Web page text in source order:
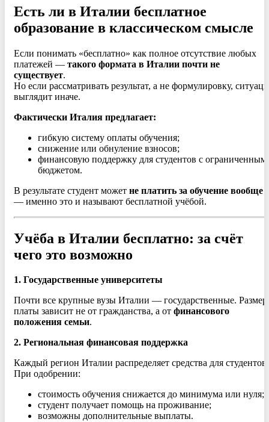
Есть ли в Италии бесплатное
образование в классическом смысле
Если понимать «бесплатно» как полное отсутствие любых
платежей — такого формата в Италии почти не
существует.
Но если рассматривать результат, а не формулировку,
выглядит иначе.
Фактически Италия предлагает:
гибкую систему оплаты обучения;
снижение или обнуление взносов;
финансовую поддержку для студентов с ограниченным
бюджетом.
В результате студент может не платить за обучение вообще
— именно это и называют бесплатной учёбой.
Учёба в Италии бесплатно: за счёт
чего это возможно
1. Государственные университеты
Почти все крупные вузы Италии — государственные. Размер
платы зависит не от гражданства, а от финансового
положения семьи.
2. Региональная финансовая поддержка
Каждый регион Италии распределяет средства для студентов.
При одобрении:
стоимость обучения снижается до минимума или нуля;
студент получает помощь на проживание;
возможны дополнительные выплаты.